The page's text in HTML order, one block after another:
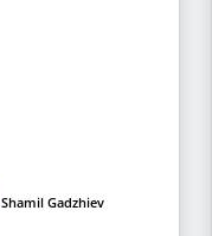
Shamil Gadzhiev